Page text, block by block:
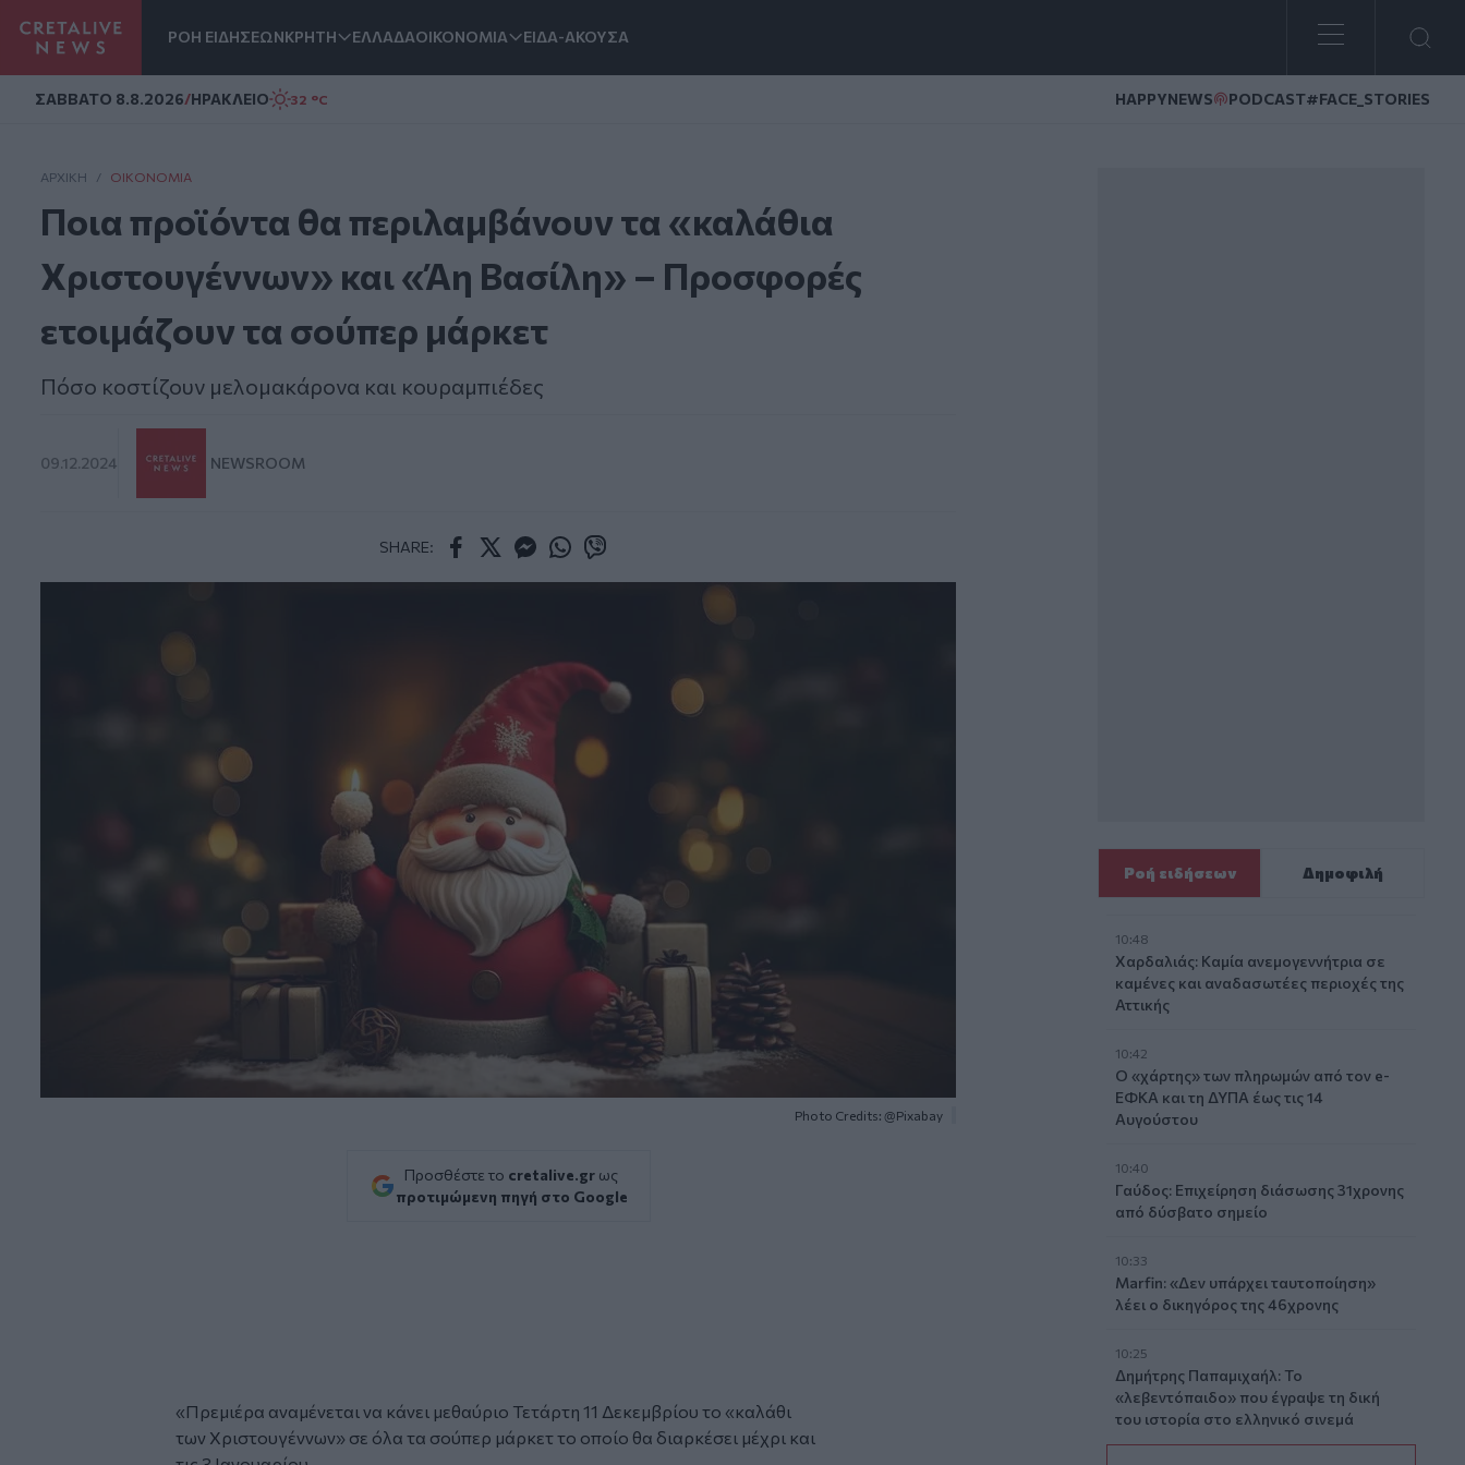
ΡΟΗ ΕΙΔΗΣΕΩΝΚΡΗΤΗ ΕΛΛΑΔΑΟΙΚΟΝΟΜΙΑ ΕΙΔΑ-ΑΚΟΥΣΑ
ΣAΒΒΑΤΟ 8.8.2026/ΗΡΑΚΛΕΙΟ 32 °C HAPPYNEWS PODCAST#FACE_STORIES
ΑΡΧΙΚΗ / ΟΙΚΟΝΟΜΊΑ
Ποια προϊόντα θα περιλαμβάνουν τα «καλάθια
Χριστουγέννων» και «Άη Βασίλη» – Προσφορές
ετοιμάζουν τα σούπερ μάρκετ
Πόσο κοστίζουν μελομακάρονα και κουραμπιέδες
09.12.2024 NEWSROOM
SHARE:
Photo Credits: @Pixabay
Προσθέστε το cretalive.gr ως
προτιμώμενη πηγή στο Google
«Πρεμιέρα αναμένεται να κάνει μεθαύριο Τετάρτη 11 Δεκεμβρίου το «καλάθι
των Χριστουγέννων» σε όλα τα σούπερ μάρκετ το οποίο θα διαρκέσει μέχρι και
Ροή ειδήσεων Δημοφιλή
10:48
Χαρδαλιάς: Καμία ανεμογεννήτρια σε
καμένες και αναδασωτέες περιοχές της
Αττικής
10:42
Ο «χάρτης» των πληρωμών από τον e-
ΕΦΚΑ και τη ΔΥΠΑ έως τις 14
Αυγούστου
10:40
Γαύδος: Επιχείρηση διάσωσης 31χρονης
από δύσβατο σημείο
10:33
Marfin: «Δεν υπάρχει ταυτοποίηση»
λέει ο δικηγόρος της 46χρονης
10:25
Δημήτρης Παπαμιχαήλ: Το
«λεβεντόπαιδο» που έγραψε τη δική
του ιστορία στο ελληνικό σινεμά
(video)